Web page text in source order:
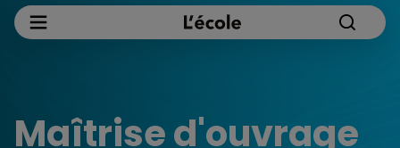
Maîtrise d'ouvrage